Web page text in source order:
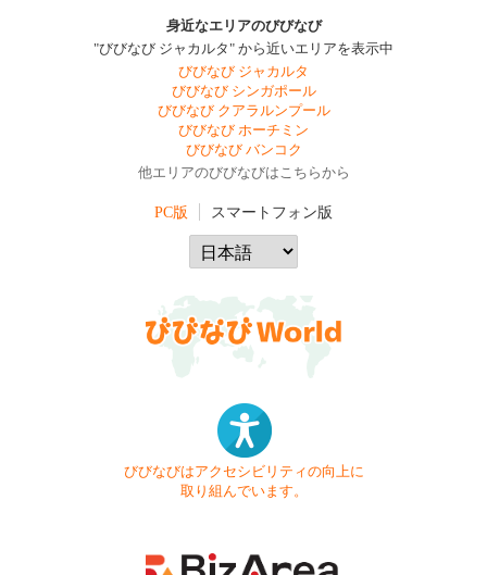
身近なエリアのびびなび
"びびなび ジャカルタ" から近いエリアを表示中
びびなび ジャカルタ
びびなび シンガポール
びびなび クアラルンプール
びびなび ホーチミン
びびなび バンコク
他エリアのびびなびはこちらから
PC版 スマートフォン版
びびなびはアクセシビリティの向上に
取り組んでいます。